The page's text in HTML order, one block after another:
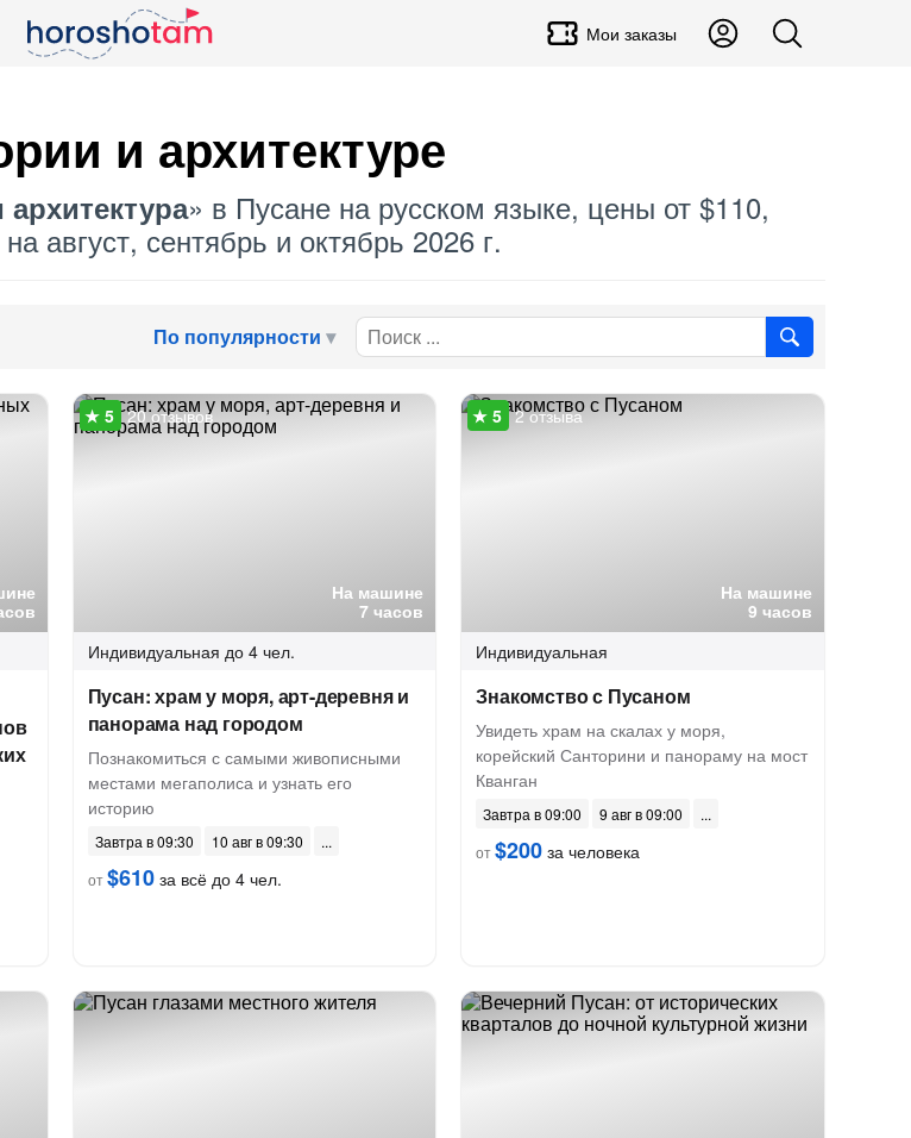
Мои заказы
и архитектуре
» в Пусане на русском языке, цены от $110,
август, сентябрь и октябрь 2026 г.
По популярности
На машине
7 часов
20 отзывов
Индивидуальная до 4 чел.
Пусан: храм у моря, арт-деревня и
панорама над городом
Познакомиться с самыми живописными
местами мегаполиса и узнать его
историю
Завтра в 09:30
10 авг в 09:30
от$610за всё до 4 чел.
На машине
9 часов
2 отзыва
Индивидуальная
Знакомство с Пусаном
Увидеть храм на скалах у моря,
корейский Санторини и панораму на мост
Кванган
Завтра в 09:00
9 авг в 09:00
от$200 за человека